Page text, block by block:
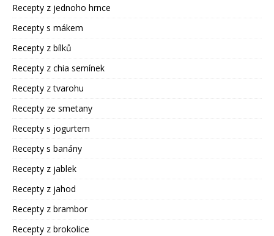
Recepty z jednoho hrnce
Recepty s mákem
Recepty z bílků
Recepty z chia semínek
Recepty z tvarohu
Recepty ze smetany
Recepty s jogurtem
Recepty s banány
Recepty z jablek
Recepty z jahod
Recepty z brambor
Recepty z brokolice